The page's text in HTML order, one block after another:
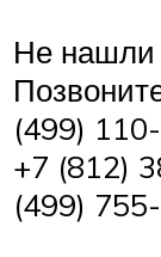
Не нашли
(499)
+7 (812)
(499)